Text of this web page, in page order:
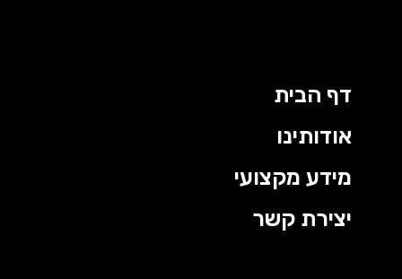
דף הבית
אודותינו
מידע מקצועי
יצירת קשר